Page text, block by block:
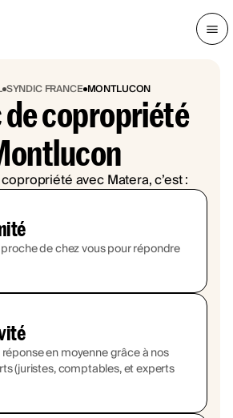
SYNDIC FRANCE MONTLUCON
de copropriété
avec Matera, c’est :
de chez vous pour répondre
en moyenne grâce à nos
(juristes, comptables, et experts